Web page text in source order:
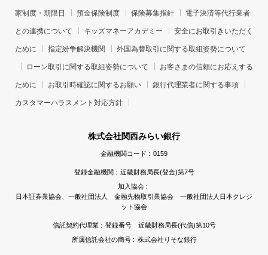
家制度・期限日 預金保険制度 保険募集指針 電子決済等代行業者
との連携について キッズマネーアカデミー 安全にお取引きいただく
ために 指定紛争解決機関 外国為替取引に関する取組姿勢について
ローン取引に関する取組姿勢について お客さまの信頼にお応えする
ために お取引時確認に関するお願い 銀行代理業者に関する事項
カスタマーハラスメント対応方針
株式会社関西みらい銀行
金融機関コード : 0159
登録金融機関 : 近畿財務局長(登金)第7号
加入協会 :
日本証券業協会、一般社団法人 金融先物取引業協会 一般社団法人日本クレジ
ット協会
信託契約代理業 : 登録番号 近畿財務局長(代信)第10号
所属信託会社の商号 : 株式会社りそな銀行